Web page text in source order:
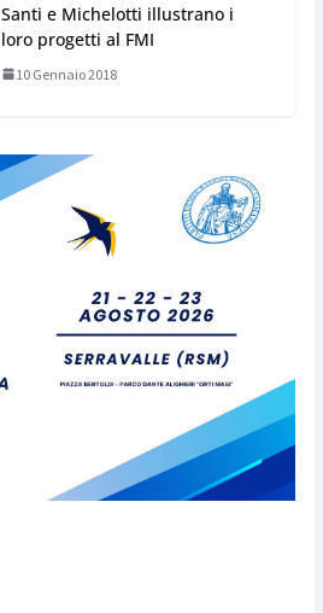
Santi e Michelotti illustrano i
loro progetti al FMI
10 Gennaio 2018